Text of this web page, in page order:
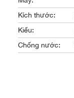
Kích thước:
Kiểu:
Chống nước: